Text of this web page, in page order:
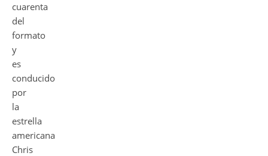
cuarenta
del
formato
y
es
conducido
por
la
estrella
americana
Chris